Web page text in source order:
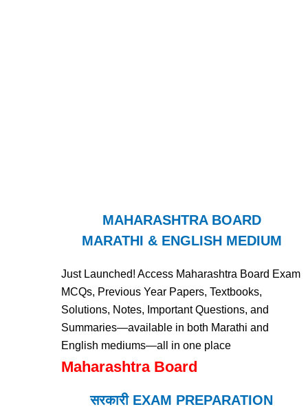
MAHARASHTRA BOARD
MARATHI & ENGLISH MEDIUM
Just Launched! Access Maharashtra Board Exam
MCQs, Previous Year Papers, Textbooks,
Solutions, Notes, Important Questions, and
Summaries—available in both Marathi and
English mediums—all in one place
Maharashtra Board
सरकारी EXAM PREPARATION